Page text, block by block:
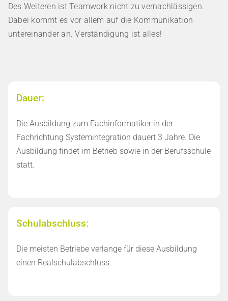
Des Weiteren ist Teamwork nicht zu vernachlässigen.
Dabei kommt es vor allem auf die Kommunikation
untereinander an. Verständigung ist alles!
Dauer:
Die Ausbildung zum Fachinformatiker in der
Fachrichtung Systemintegration dauert 3 Jahre. Die
Ausbildung findet im Betrieb sowie in der Berufsschule
statt.
Schulabschluss:
Die meisten Betriebe verlange für diese Ausbildung
einen Realschulabschluss.